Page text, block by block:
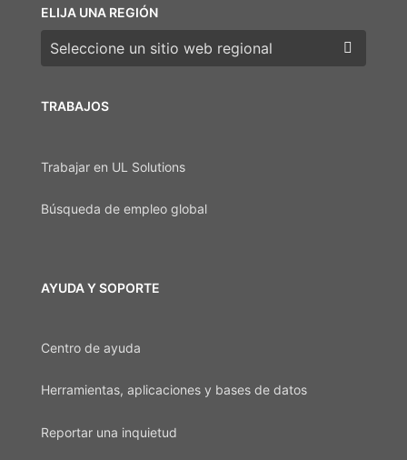
TRABAJOS
Trabajar en UL Solutions
Búsqueda de empleo global
AYUDA Y SOPORTE
Centro de ayuda
Herramientas, aplicaciones y bases de datos
Reportar una inquietud
ELIJA UNA REGIÓN
Elija una región